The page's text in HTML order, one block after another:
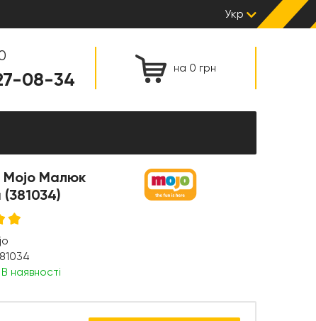
Укр
на 0 грн
08-34
Mojo Малюк
В наявності